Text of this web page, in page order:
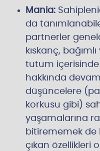
Mania:
da
partnerler
kıskanç,
tutum içerisinde
hakkında
düşüncelere
korkusu gibi)
yaşamalarına
bitirememek de
çıkan özellikleri